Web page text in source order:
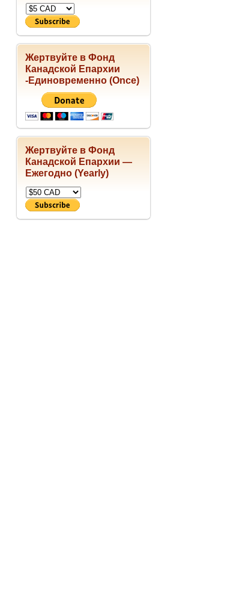
Жертвуйте в Фонд
Канадской Епархии
-Единовременно (Once)
Жертвуйте в Фонд
Канадской Епархии —
Ежегодно (Yearly)